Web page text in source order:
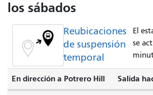
los sábados
Reubicaciones
de suspensión
temporal
El
se
En dirección a Potrero Hill Salida